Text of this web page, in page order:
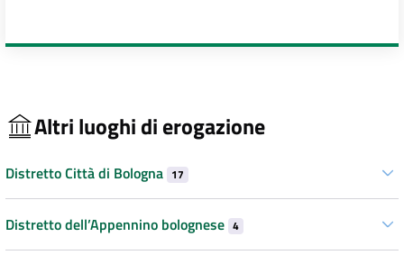
Altri luoghi di erogazione
Distretto Città di Bologna 17
Distretto dell’Appennino bolognese 4